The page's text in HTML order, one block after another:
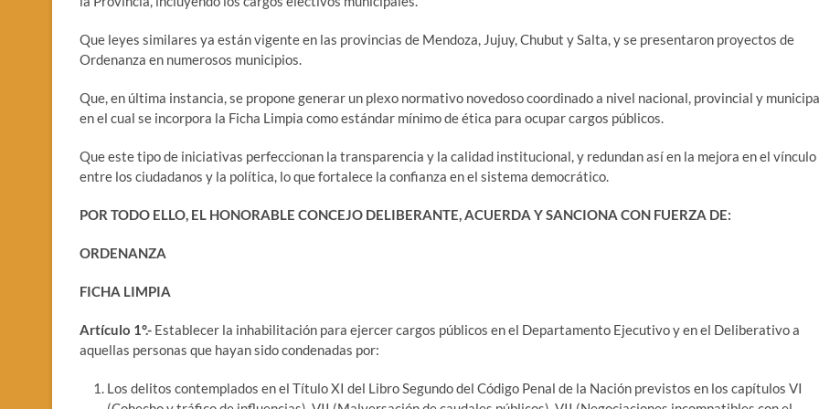
Que leyes similares ya están vigente en las provincias de Mendoza, Jujuy, Chubut y Salta, y se presentaron proyectos de
Ordenanza en numerosos municipios.
Que, en última instancia, se propone generar un plexo normativo novedoso coordinado a nivel nacional, provincial y
en el cual se incorpora la Ficha Limpia como estándar mínimo de ética para ocupar cargos públicos.
Que este tipo de iniciativas perfeccionan la transparencia y la calidad institucional, y redundan así en la mejora en el vínculo
entre los ciudadanos y la política, lo que fortalece la confianza en el sistema democrático.
POR TODO ELLO, EL HONORABLE CONCEJO DELIBERANTE, ACUERDA Y SANCIONA CON FUERZA DE:
ORDENANZA
FICHA LIMPIA
Artículo 1°.- Establecer la inhabilitación para ejercer cargos públicos en el Departamento Ejecutivo y en el Deliberativo a
aquellas personas que hayan sido condenadas por:
Los delitos contemplados en el Título XI del Libro Segundo del Código Penal de la Nación previstos en los capítulos VI